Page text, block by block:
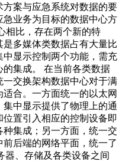
案与应急系统对数据的要
业务为目标的数据中心方
相比，存在两个新的特
多媒体类数据占有大量比
显示控制两个功能，需充
集成。 在当前各类数据
交换架构数据中心对于满
合。一方面统一的以太网
中显示提供了物理上的通
置引入相应的控制设备即
集成；另一方面，统一交
后端的网络平面，统一了
、存储及各类设备之间